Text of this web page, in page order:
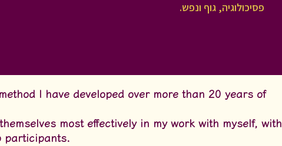
פסיכולוגיה, גוף ונפש.
I have developed over more than 20 years of
most effectively in my work with myself, with
participants.